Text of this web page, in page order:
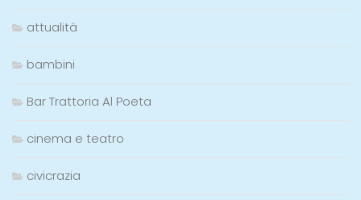
attualità
bambini
Bar Trattoria Al Poeta
cinema e teatro
civicrazia